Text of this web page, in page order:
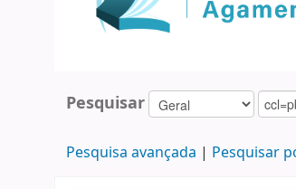
Pesquisar
Pesquisa avançada Pesquisar